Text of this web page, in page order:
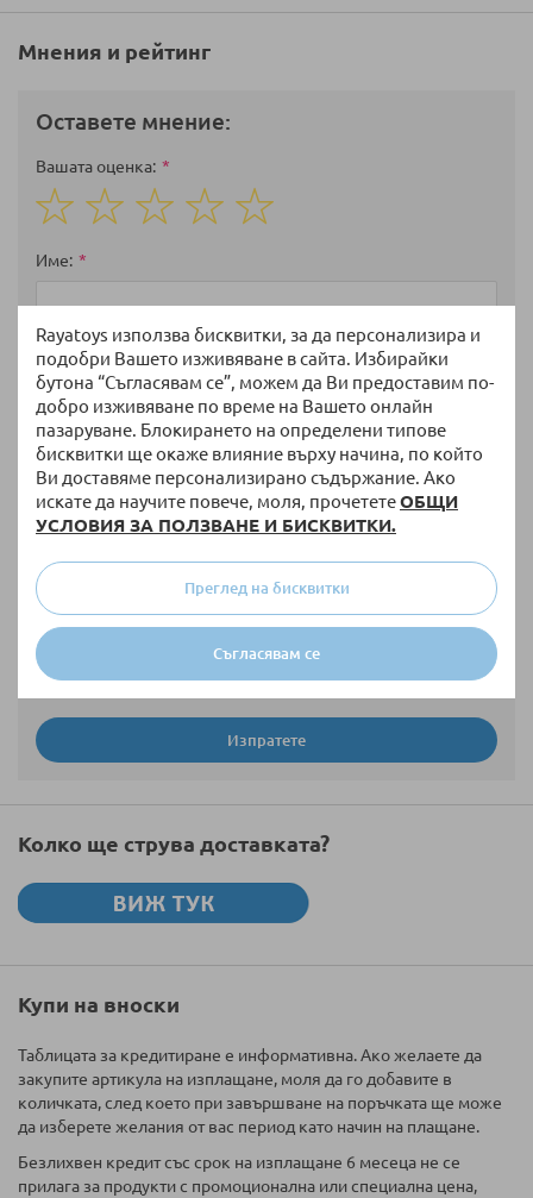
Rayatoys използва бисквитки, за да персонализира и
подобри Вашето изживяване в сайта. Избирайки
бутона “Съгласявам се”, можем да Ви предоставим по-
добро изживяване по време на Вашето онлайн
пазаруване. Блокирането на определени типове
бисквитки ще окаже влияние върху начина, по който
Ви доставяме персонализирано съдържание. Ако
искате да научите повече, моля, прочететеОБЩИ
УСЛОВИЯ ЗА ПОЛЗВАНЕ И БИСКВИТКИ.
Съгласявам се
Преглед на бисквитки
Мнения и рейтинг
Оставете мнение:
Вашата оценка
star
stars
stars
stars
stars
Име
Избрани артикули
Мнение
Изпратете
Колко ще струва доставката?
Купи на вноски
Таблицата за кредитиране е информативна. Ако желаете да
закупите артикула на изплащане, моля да го добавите в
количката, след което при завършване на поръчката ще може
да изберете желания от вас период като начин на плащане.
Безлихвен кредит със срок на изплащане 6 месеца не се
прилага за продукти с промоционална или специална цена,